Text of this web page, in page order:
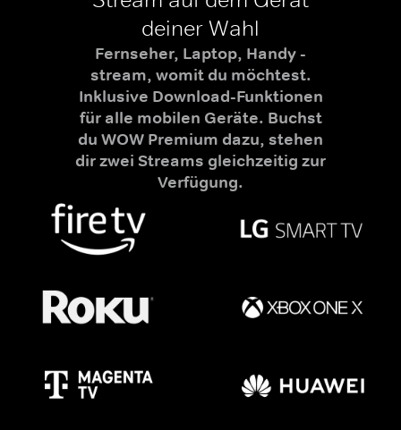
deiner Wahl
Fernseher, Laptop, Handy -
stream, womit du möchtest.
Inklusive Download-Funktionen
für alle mobilen Geräte. Buchst
du WOW Premium dazu, stehen
dir zwei Streams gleichzeitig zur
Verfügung.